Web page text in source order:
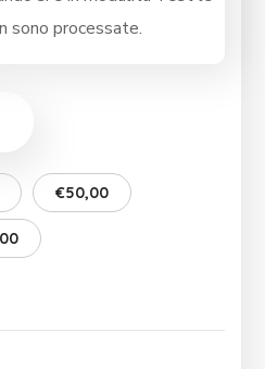
sono processate.
€50,00